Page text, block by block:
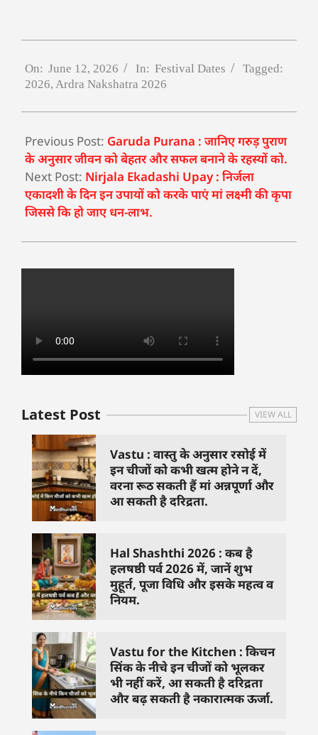
On: June 12, 2026 In: Festival Dates
Tagged:
2026, Ardra Nakshatra 2026
Previous Post: Garuda Purana : जानिए गरुड़ पुराण
के अनुसार जीवन को बेहतर और सफल बनाने के रहस्यों को.
Next Post: Nirjala Ekadashi Upay : निर्जला
एकादशी के दिन इन उपायों को करके पाएं मां लक्ष्मी की कृपा
जिससे कि हो जाए धन-लाभ.
Latest Post VIEW ALL
Vastu : वास्तु के अनुसार रसोई में
इन चीजों को कभी खत्म होने न दें,
वरना रूठ सकती हैं मां अन्नपूर्णा और
आ सकती है दरिद्रता.
Hal Shashthi 2026 : कब है
हलषष्ठी पर्व 2026 में, जानें शुभ
मुहूर्त, पूजा विधि और इसके महत्व व
नियम.
Vastu for the Kitchen : किचन
सिंक के नीचे इन चीजों को भूलकर
भी नहीं करें, आ सकती है दरिद्रता
और बढ़ सकती है नकारात्मक ऊर्जा.